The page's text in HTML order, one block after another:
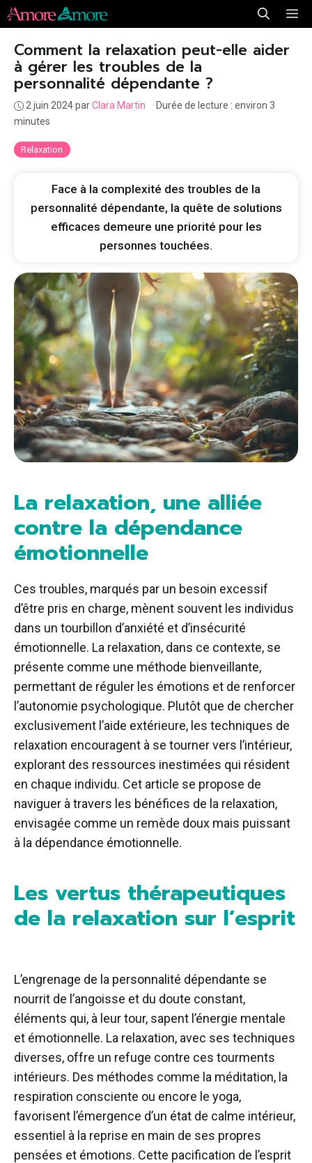
Aller
au
contenu
Relaxation
Comment la relaxation peut-elle aider
à gérer les troubles de la
personnalité dépendante ?
2 juin 2024parClara Martin · Durée de lecture : environ 3
minutes
Face à la complexité des troubles de la
personnalité dépendante, la quête de solutions
efficaces demeure une priorité pour les
personnes touchées.
La relaxation, une alliée
contre la dépendance
émotionnelle
Ces troubles, marqués par un besoin excessif
d’être pris en charge, mènent souvent les individus
dans un tourbillon d’anxiété et d’insécurité
émotionnelle. La relaxation, dans ce contexte, se
présente comme une méthode bienveillante,
permettant de réguler les émotions et de renforcer
l’autonomie psychologique. Plutôt que de chercher
exclusivement l’aide extérieure, les techniques de
relaxation encouragent à se tourner vers l’intérieur,
explorant des ressources inestimées qui résident
en chaque individu. Cet article se propose de
naviguer à travers les bénéfices de la relaxation,
envisagée comme un remède doux mais puissant
à la dépendance émotionnelle.
Les vertus thérapeutiques
de la relaxation sur l’esprit
L’engrenage de la personnalité dépendante se
nourrit de l’angoisse et du doute constant,
éléments qui, à leur tour, sapent l’énergie mentale
et émotionnelle. La relaxation, avec ses techniques
diverses, offre un refuge contre ces tourments
intérieurs. Des méthodes comme la méditation, la
respiration consciente ou encore le yoga,
favorisent l’émergence d’un état de calme intérieur,
essentiel à la reprise en main de ses propres
pensées et émotions. Cette pacification de l’esprit